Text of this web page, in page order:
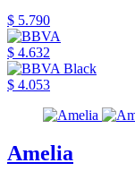
$ 5.790
$ 4.632
$ 4.053
Amelia